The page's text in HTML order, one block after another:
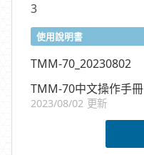
3
使用說明書
TMM-70_20230802
TMM-70中文操作手冊
2023/08/02 更新